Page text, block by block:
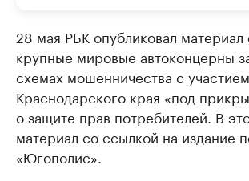
28 мая РБК опубликовал материал
крупные мировые автоконцерны
схемах мошенничества с
Краснодарского края «под
о защите прав потребителей. В
материал со ссылкой на издание
«Югополис».